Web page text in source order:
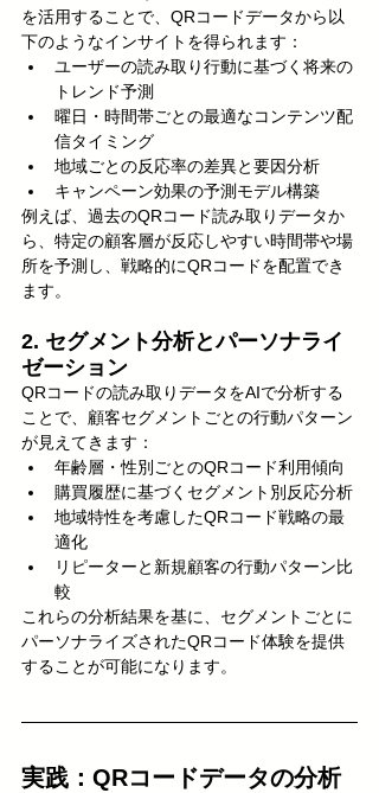
を活用することで、QRコードデータから以
下のようなインサイトを得られます：
ユーザーの読み取り行動に基づく将来の
トレンド予測
曜日・時間帯ごとの最適なコンテンツ配
信タイミング
地域ごとの反応率の差異と要因分析
キャンペーン効果の予測モデル構築
例えば、過去のQRコード読み取りデータか
ら、特定の顧客層が反応しやすい時間帯や場
所を予測し、戦略的にQRコードを配置でき
ます。
2. セグメント分析とパーソナライ
ゼーション
QRコードの読み取りデータをAIで分析する
ことで、顧客セグメントごとの行動パターン
が見えてきます：
年齢層・性別ごとのQRコード利用傾向
購買履歴に基づくセグメント別反応分析
地域特性を考慮したQRコード戦略の最
適化
リピーターと新規顧客の行動パターン比
較
これらの分析結果を基に、セグメントごとに
パーソナライズされたQRコード体験を提供
することが可能になります。
実践：QRコードデータの分析